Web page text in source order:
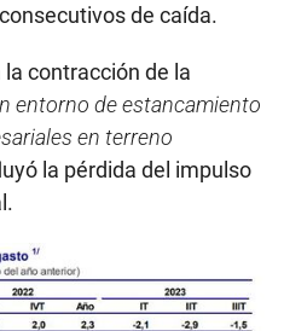
de caída.
contracción de la
entorno de estancamiento
en terreno
la pérdida del impulso